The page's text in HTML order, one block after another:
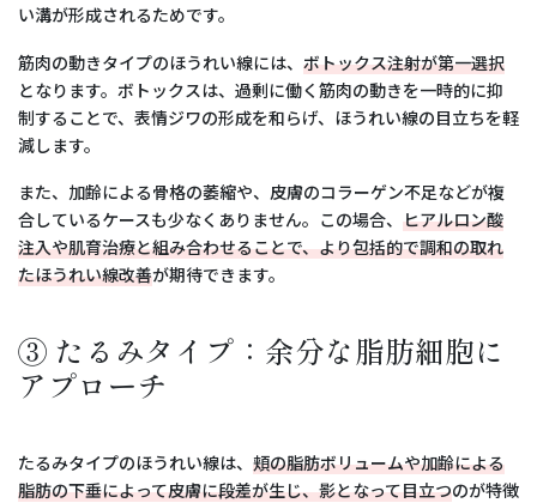
い溝が形成されるためです。
筋肉の動きタイプのほうれい線には、 ボトックス注射が第一選択
となります。ボトックスは、過剰に働く筋肉の動きを一時的に抑
制することで、表情ジワの形成を和らげ、ほうれい線の目立ちを軽
減します。
また、加齢による骨格の萎縮や、皮膚のコラーゲン不足などが複
合しているケースも少なくありません。この場合、 ヒアルロン酸
注入や肌育治療と組み合わせることで、より包括的で調和の取れ
たほうれい線改善が期待できます。
③ たるみタイプ：余分な脂肪細胞に
アプローチ
たるみタイプのほうれい線は、 頬の脂肪ボリュームや加齢による
脂肪の下垂によって皮膚に段差が生じ、影となって目立つのが特徴